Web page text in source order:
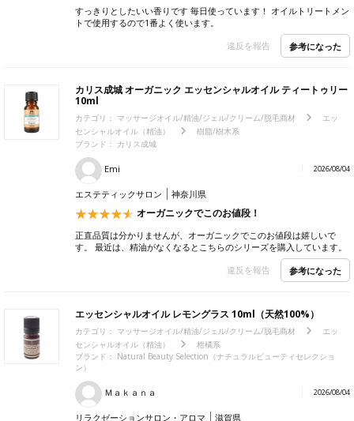
すっきりとしたいい香りです 毎日使っています！ オイルトリートメン
トで使用するので1番よく使います。
違反を報告
参考になった
カリス成城 オーガニック エッセンシャルオイル ティートゥリー
10ml
カテゴリ： マッサージオイル/精油/ジェル/クリーム/脱毛商材
エッ
センシャルオイル（精油）
樹脂/樹木系
ブランド： カリス成城
Emi 2026/08/04
エステティックサロン 神奈川県
オーガニックでこのお値段！
正直品質は分かりませんが、オーガニックでこのお値段は嬉しいで
す。 最近は、精油がなくなるとこちらのシリーズを購入しています。
違反を報告
参考になった
エッセンシャルオイル レモングラス 10ml（天然100%）
カテゴリ： マッサージオイル/精油/ジェル/クリーム/脱毛商材
エッ
センシャルオイル（精油）
柑橘系
ブランド： Natural Beauty Selection（ナチュラルビューティセレクショ
ン）
Ｍａｋａｎａ 2026/08/04
リラクゼーションサロン・アロマ 滋賀県